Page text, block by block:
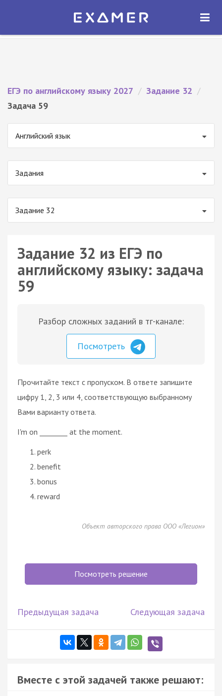
Экзамер — ЕГЭ 2027
ОТКРЫТЬ
ЕГЭ по английскому языку 2027 / Задание 32 /
Задача 59
Английский язык
Задания
Задание 32
Задание 32 из ЕГЭ по
английскому языку: задача
59
Разбор сложных заданий в тг-канале:
Посмотреть
Прочитайте текст с пропуском. В ответе запишите
цифру 1, 2, 3 или 4, соответствующую выбранному
Вами варианту ответа.
I'm on ________ at the moment.
perk
benefit
bonus
reward
Объект авторского права ООО «Легион»
Посмотреть решение
Предыдущая задача Следующая задача
Вместе с этой задачей также решают: